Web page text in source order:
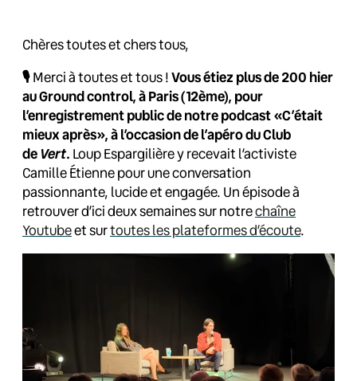
Chères toutes et chers tous,
🎙️Merci à toutes et tous !Vous étiez plus de 200 hier
au Ground control, à Paris (12ème), pour
l’enregistrement public de notre podcast «C’était
mieux après», à l’occasion de l’apéro du Club
de Vert. Loup Espargilière y recevait l’activiste
Camille Étienne pour une conversation
passionnante, lucide et engagée. Un épisode à
retrouver d’ici deux semaines sur notrechaîne
Youtubeet surtoutes les plateformes d’écoute.